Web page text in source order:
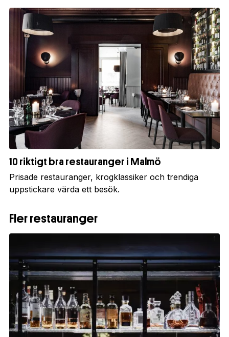
10 riktigt bra restauranger i Malmö
Prisade restauranger, krogklassiker och trendiga
uppstickare värda ett besök.
Fler restauranger
1